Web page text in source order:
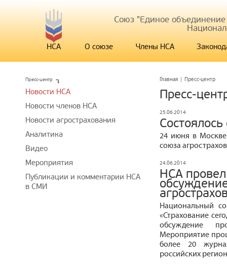
Союз "Единое
НСА О союзе Члены НСА
Главная | Пресс-центр
Пресс-
25.06.2014
24 июня в
союза
24.06.2014
НСА
Национальный
«Страхование
обсуждение
Мероприятие
более 20
российских
Пресс-центр
Новости НСА
Новости членов НСА
Новости агрострахования
Аналитика
Видео
Мероприятия
Публикации и комментарии НСА
в СМИ